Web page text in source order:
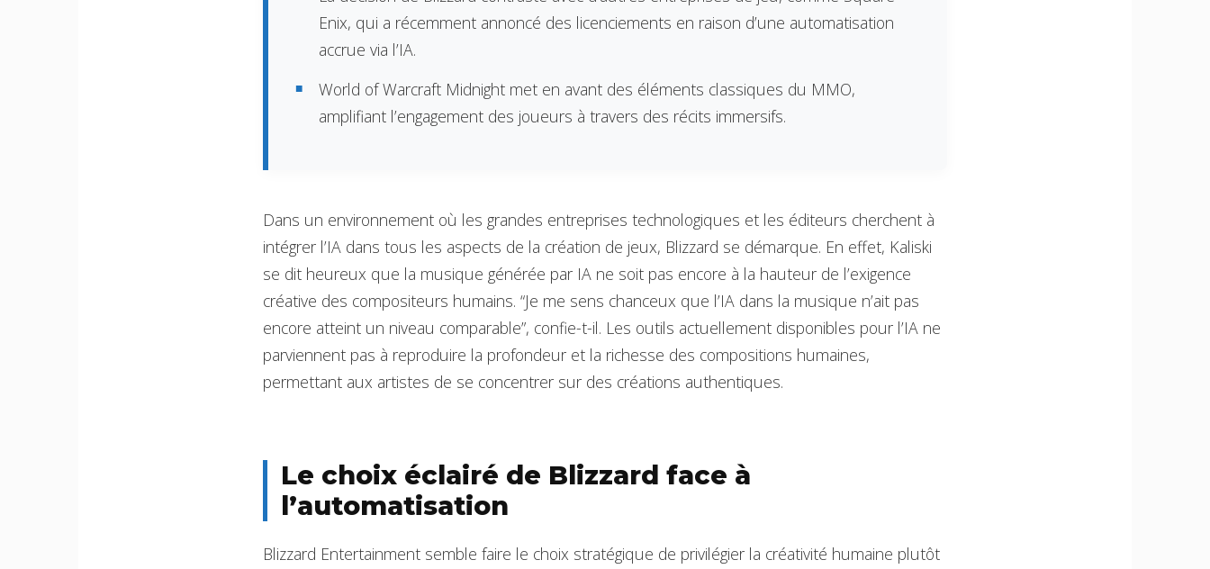
Enix, qui a récemment annoncé des licenciements en raison d’une automatisation
accrue via l’IA.
World of Warcraft Midnight met en avant des éléments classiques du MMO,
amplifiant l’engagement des joueurs à travers des récits immersifs.
Dans un environnement où les grandes entreprises technologiques et les éditeurs cherchent à
intégrer l’IA dans tous les aspects de la création de jeux, Blizzard se démarque. En effet, Kaliski
se dit heureux que la musique générée par IA ne soit pas encore à la hauteur de l’exigence
créative des compositeurs humains. “Je me sens chanceux que l’IA dans la musique n’ait pas
encore atteint un niveau comparable”, confie-t-il. Les outils actuellement disponibles pour l’IA ne
parviennent pas à reproduire la profondeur et la richesse des compositions humaines,
permettant aux artistes de se concentrer sur des créations authentiques.
Le choix éclairé de Blizzard face à
l’automatisation
Blizzard Entertainment semble faire le choix stratégique de privilégier la créativité humaine plutôt